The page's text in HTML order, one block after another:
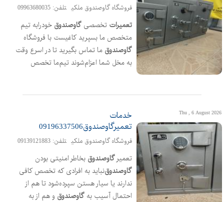
فروشگاه گاوصندوق ملکی تلفن: 09963680035
تعمیرات تخصصیگاوصندوق خودرابه تیم
متخصص ما بسپرید کاغیست با فروشگاه
گاوصندوق ما تماس بگیرید تا در اسرع وقت
به مخل شما اعزام‌شوند تیم‌ما تخصص
آدرس فروشگاه
کاوه،خیابان آل یاسین،چهارراه آل بویه
Thu , 6 August 2026
خدمات
تعمیرگاوصندوق09196337506
فروشگاه گاوصندوق ملکی تلفن: 09139121883
تعمیرگاوصندوق بخاطر امنیتی بودن
گاوصندوق‌نباید به افرادی که تخصص کافی
ندارند یا سیار هستن سپرده‌شود تا هم از
احتمال آسیب بهگاوصندوق و هم از به